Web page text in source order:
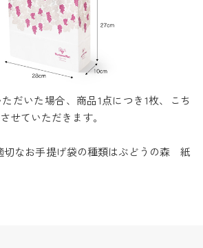
だいた場合、商品1点につき1枚、こち
せていただきます。
切なお手提げ袋の種類はぶどうの森 紙